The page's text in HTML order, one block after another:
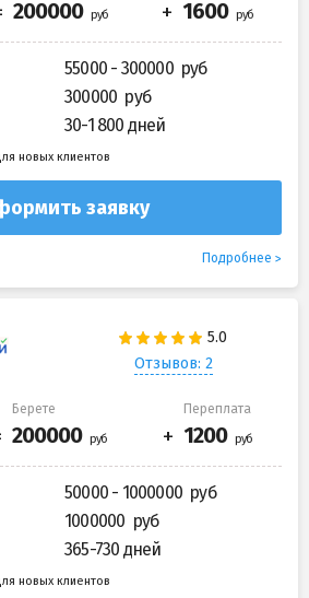
55000 - 300000
300000
30-1 800 дней
новых клиентов
заявку
Подробнее
Отзывов: 2
Берете Переплата
50000 - 1000000
1000000
365-730 дней
новых клиентов